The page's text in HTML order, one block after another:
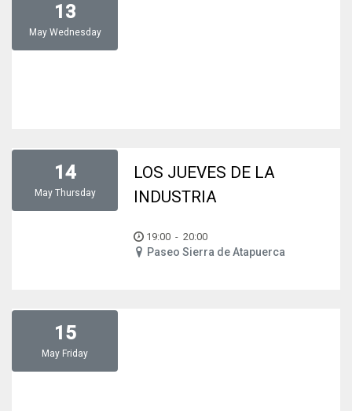
13
May Wednesday
14
May Thursday
LOS JUEVES DE LA
INDUSTRIA
19:00 -20:00
Paseo Sierra de Atapuerca
15
May Friday